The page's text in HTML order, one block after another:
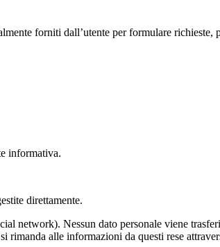
forniti dall’utente per formulare richieste,
informativa.
direttamente.
network). Nessun dato personale viene
alle informazioni da questi rese